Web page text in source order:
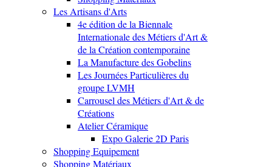
Les Artisans d'Arts
4e édition de la Biennale
Internationale des Métiers d'Art &
de la Création contemporaine
La Manufacture des Gobelins
Les Journées Particulières du
groupe LVMH
Carrousel des Métiers d'Art & de
Créations
Atelier Céramique
Expo Galerie 2D Paris
Shopping Equipement
Shopping Matériaux